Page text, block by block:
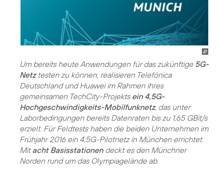
Um bereits heute Anwendungen für das zukünftige 5G-
Netztesten zu können, realisieren Telefónica
Deutschland und Huawei im Rahmen ihres
gemeinsamen TechCity-Projekts ein 4,5G-
Hochgeschwindigkeits-Mobilfunknetz, das unter
Laborbedingungen bereits Datenraten bis zu 1,65 GBit/s
erzielt. Für Feldtests haben die beiden Unternehmen im
Frühjahr 2016 ein 4,5G-Pilotnetz in München errichtet.
Mitacht Basisstationendeckt es den Münchner
Norden rund um das Olympiagelände ab.